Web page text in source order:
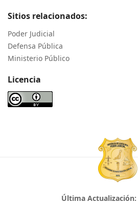
Sitios relacionados:
Poder Judicial
Defensa Pública
Ministerio Público
Licencia
Última Actualización: